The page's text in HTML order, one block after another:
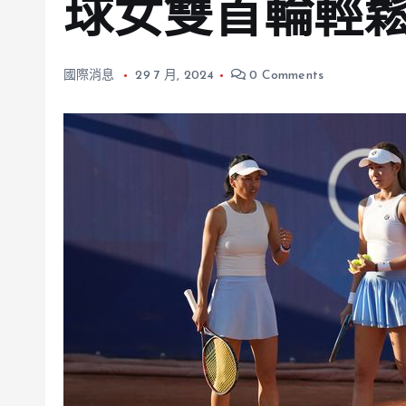
球女雙首輪輕
國際消息 29 7 月, 2024 0 Comments